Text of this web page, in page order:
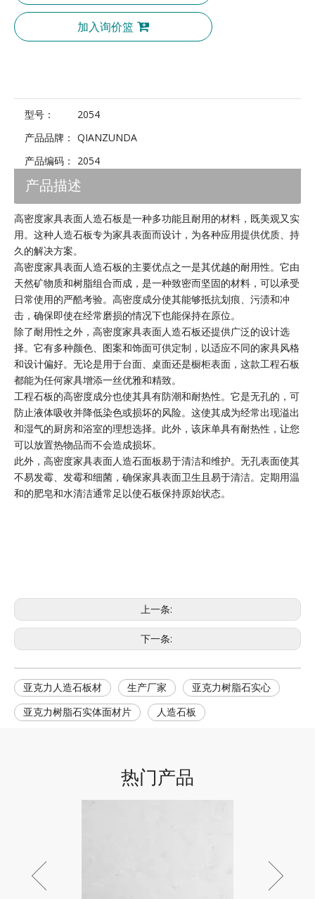
加入询价篮
型号：
2054
产品品牌： QIANZUNDA
产品编码：
2054
产品描述
高密度家具表面人造石板是一种多功能且耐用的材料，既美观又实
用。这种人造石板专为家具表面而设计，为各种应用提供优质、持
久的解决方案。
高密度家具表面人造石板的主要优点之一是其优越的耐用性。它由
天然矿物质和树脂组合而成，是一种致密而坚固的材料，可以承受
日常使用的严酷考验。高密度成分使其能够抵抗划痕、污渍和冲
击，确保即使在经常磨损的情况下也能保持在原位。
除了耐用性之外，高密度家具表面人造石板还提供广泛的设计选
择。它有多种颜色、图案和饰面可供定制，以适应不同的家具风格
和设计偏好。无论是用于台面、桌面还是橱柜表面，这款工程石板
都能为任何家具增添一丝优雅和精致。
工程石板的高密度成分也使其具有防潮和耐热性。它是无孔的，可
防止液体吸收并降低染色或损坏的风险。这使其成为经常出现溢出
和湿气的厨房和浴室的理想选择。此外，该床单具有耐热性，让您
可以放置热物品而不会造成损坏。
此外，高密度家具表面人造石面板易于清洁和维护。无孔表面使其
不易发霉、发霉和细菌，确保家具表面卫生且易于清洁。定期用温
和的肥皂和水清洁通常足以使石板保持原始状态。
上一条:
下一条:
亚克力人造石板材 生产厂家
亚克力树脂石实心
亚克力树脂石实体面材片
人造石板
热门产品